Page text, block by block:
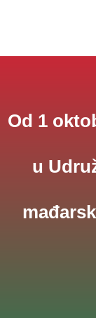
Od 1
u